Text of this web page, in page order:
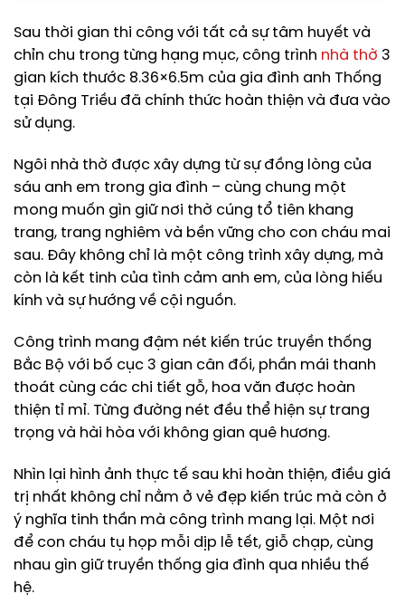
Sau thời gian thi công với tất cả sự tâm huyết và
chỉn chu trong từng hạng mục, công trình nhà thờ 3
gian kích thước 8.36×6.5m của gia đình anh Thống
tại Đông Triều đã chính thức hoàn thiện và đưa vào
sử dụng.
Ngôi nhà thờ được xây dựng từ sự đồng lòng của
sáu anh em trong gia đình – cùng chung một
mong muốn gìn giữ nơi thờ cúng tổ tiên khang
trang, trang nghiêm và bền vững cho con cháu mai
sau. Đây không chỉ là một công trình xây dựng, mà
còn là kết tinh của tình cảm anh em, của lòng hiếu
kính và sự hướng về cội nguồn.
Công trình mang đậm nét kiến trúc truyền thống
Bắc Bộ với bố cục 3 gian cân đối, phần mái thanh
thoát cùng các chi tiết gỗ, hoa văn được hoàn
thiện tỉ mỉ. Từng đường nét đều thể hiện sự trang
trọng và hài hòa với không gian quê hương.
Nhìn lại hình ảnh thực tế sau khi hoàn thiện, điều giá
trị nhất không chỉ nằm ở vẻ đẹp kiến trúc mà còn ở
ý nghĩa tinh thần mà công trình mang lại. Một nơi
để con cháu tụ họp mỗi dịp lễ tết, giỗ chạp, cùng
nhau gìn giữ truyền thống gia đình qua nhiều thế
hệ.